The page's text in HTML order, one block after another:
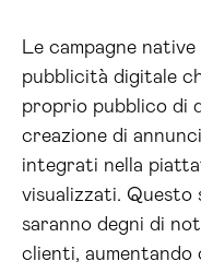
Le campagne
pubblicità digitale
proprio pubblico di
creazione di
integrati nella
visualizzati. Questo
saranno degni di
clienti,